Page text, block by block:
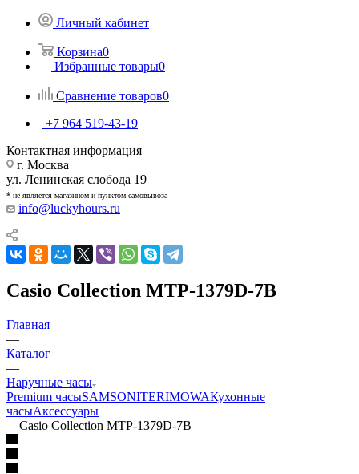
Личный кабинет
Корзина0
Избранные товары0
Сравнение товаров0
+7 964 519-43-19
Контактная информация
г. Москва
ул. Ленинская слобода 19
* не является магазином и пунктом самовывоза
info@luckyhours.ru
Casio Collection MTP-1379D-7B
Главная
—
Каталог
—
Наручные часы
Premium часыSAMSONITERIMOWAКухонные
часыАксессуары
—Casio Collection MTP-1379D-7B